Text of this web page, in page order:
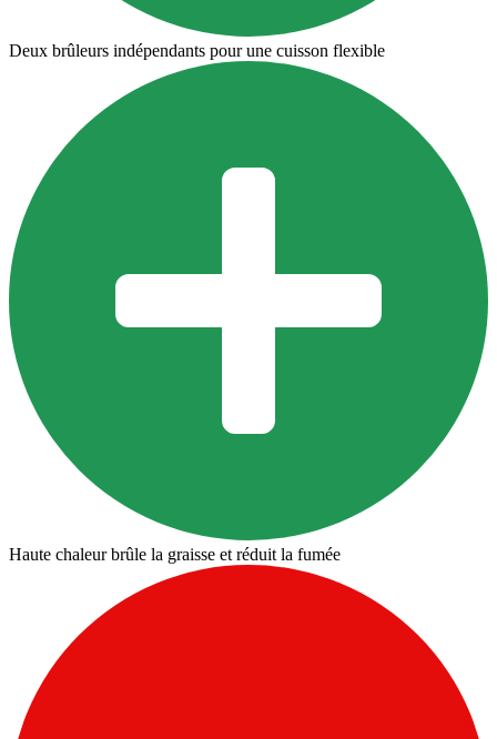
Deux brûleurs indépendants pour une cuisson flexible
Haute chaleur brûle la graisse et réduit la fumée